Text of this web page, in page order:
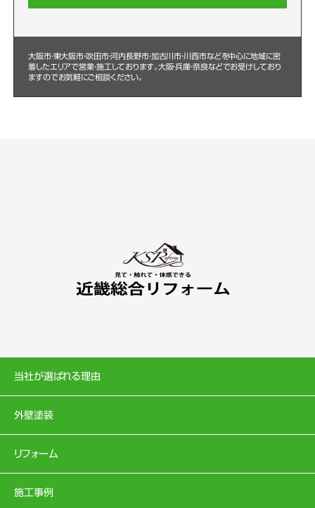
大阪市・東大阪市・吹田市・河内長野市・加古川市・川西市などを中心に地域に密
着したエリアで営業・施工しております。大阪・兵庫・奈良などでお受けしており
ますのでお気軽にご相談ください。
当社が選ばれる理由
外壁塗装
リフォーム
施工事例